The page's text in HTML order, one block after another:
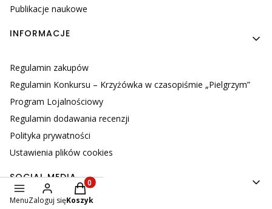
Publikacje naukowe
INFORMACJE
Regulamin zakupów
Regulamin Konkursu – Krzyżówka w czasopiśmie „Pielgrzym”
Program Lojalnościowy
Regulamin dodawania recenzji
Polityka prywatności
Ustawienia plików cookies
SOCIAL MEDIA
MenuZaloguj się
Produkty w koszyku: 0. Zobacz szczegóły
Koszyk